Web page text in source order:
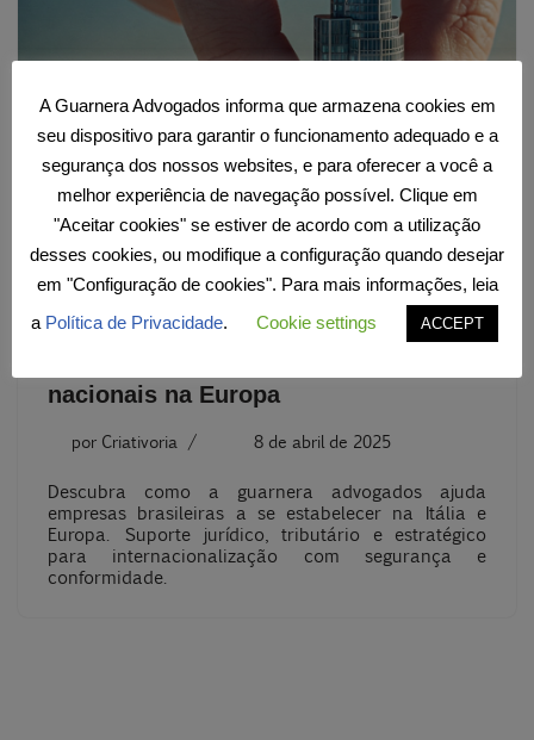
Do Brasil a Itália: como podemos
nacionais na Europa
por Criativoria 8 de abril de 2025
Descubra como a guarnera advogados ajuda
empresas brasileiras a se estabelecer na Itália e
Europa. Suporte jurídico, tributário e estratégico
para internacionalização com segurança e
conformidade.
A Guarnera Advogados informa que armazena cookies em
seu dispositivo para garantir o funcionamento adequado e a
segurança dos nossos websites, e para oferecer a você a
melhor experiência de navegação possível. Clique em
"Aceitar cookies" se estiver de acordo com a utilização
desses cookies, ou modifique a configuração quando desejar
em "Configuração de cookies". Para mais informações, leia
a Política de Privacidade. Cookie settings ACCEPT